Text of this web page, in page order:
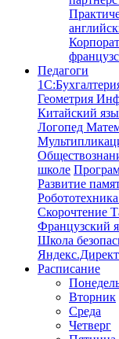
Педагоги
Геометрия
Китайский
Логопед
школе
Развитие
Робототехника
Скорочтение
Французский
Школа
Яндекс.Директ
Расписание
Вторник
Среда
Четверг